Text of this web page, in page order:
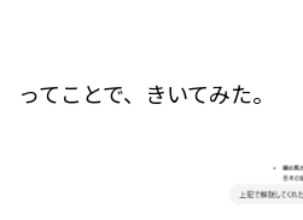
ってことで、きいてみた。